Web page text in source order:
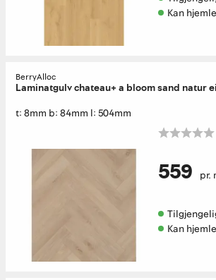
Kan
BerryAlloc
Laminatgulv chateau+ a bloom sand natur
t: 8mm b: 84mm l: 504mm
559 pr.
Kan